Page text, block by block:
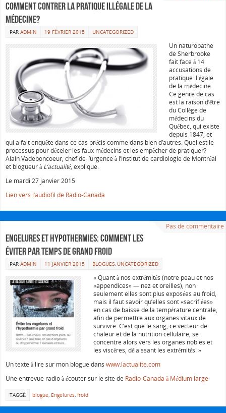
Comment contrer la pratique illégale de la
médecine?
PAR ADMIN 19 FÉVRIER 2015 UNCATEGORIZED
Un naturopathe
de Sherbrooke
fait face à 14
accusations de
pratique illégale
de la médecine.
Ce genre de cas
est la raison d’être
du Collège de
médecins du
Québec, qui existe
depuis 1847, et
qui a fait enquête dans ce cas précis comme dans bien d’autres. Quel est le
processus pour déceler les faux médecins et les empêcher de pratiquer?
Alain Vadeboncoeur, chef de l’urgence à l’Institut de cardiologie de Montréal
et blogueur à L’actualité, explique.
Le mardi 27 janvier 2015
Lien vers l’audiofil de Radio-Canada
Pas de commentaire
Engelures et hypothermies: comment les
éviter par temps de grand froid
PAR ADMIN 11 JANVIER 2015 BLOGUES, UNCATEGORIZED
« Quant à nos extrémités (notre peau et nos
«appendices» — nez et oreilles), non
seulement elles sont plus exposées au froid,
mais il faut savoir qu’elles sont «sacrifiées»
en cas de baisse de la température centrale,
afin de permettre aux organes vitaux de
survivre. C’est que le sang, ce vecteur de
chaleur et de la nutrition cellulaire, se
concentre alors vers les organes nobles et
les viscères, délaissant les extrémités. »
Un texte à lire sur mon blogue dans www.lactualite.com
Une entrevue radio à écouter sur le site de Radio-Canada à Médium large
TAGGÉ blogue, Engelures, froid